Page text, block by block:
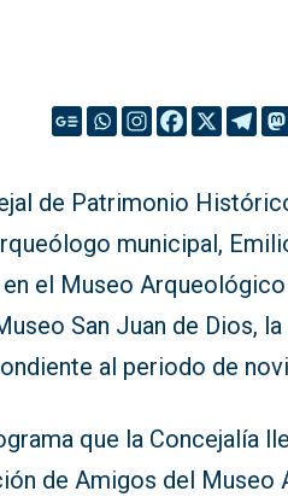
de Patrimonio
municipal,
en el Museo
San Juan de Dios,
al periodo de
que la Concejalía
de Amigos del Museo